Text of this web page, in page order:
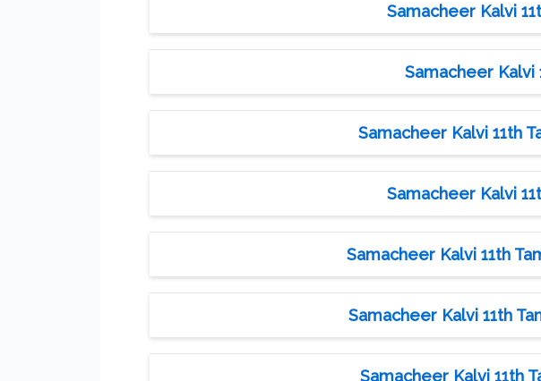
Samacheer Kalvi
Samacheer Kalvi
Samacheer Kalvi 11th
Samacheer Kalvi
Samacheer Kalvi 11th
Samacheer Kalvi 11th
Samacheer Kalvi 11th